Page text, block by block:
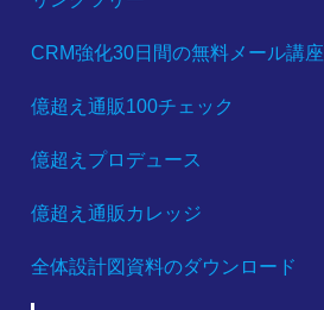
CRM強化30日間の無料メール講座
億超え通販100チェック
億超えプロデュース
億超え通販カレッジ
全体設計図資料のダウンロード